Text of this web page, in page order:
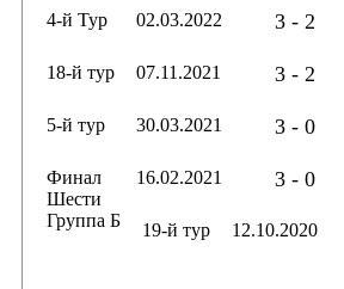
4-й Тур
02.03.2022 3 - 2
18-й тур
07.11.2021 3 - 2
5-й тур
30.03.2021 3 - 0
Финал
Шести
Группа Б
16.02.2021 3 - 0
19-й тур
12.10.2020